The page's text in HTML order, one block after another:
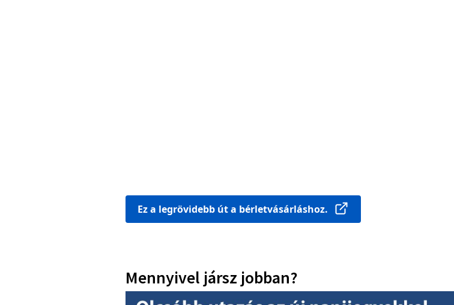
Ez a legrövidebb út a bérletvásárláshoz.
Mennyivel jársz jobban?
Image